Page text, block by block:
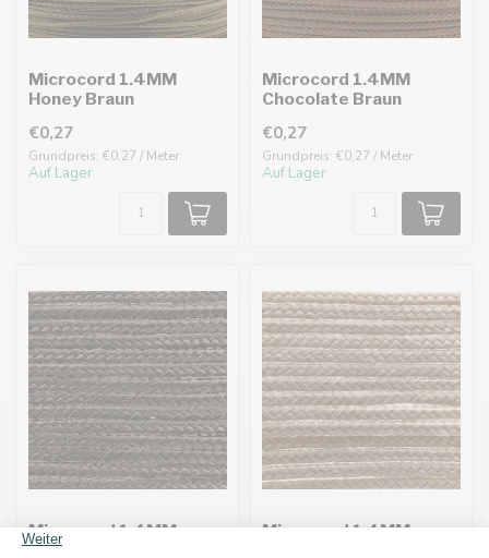
Microcord 1.4MM
Honey Braun
€0,27
Grundpreis: €0,27 / Meter
Auf Lager
Microcord 1.4MM
Chocolate Braun
€0,27
Grundpreis: €0,27 / Meter
Auf Lager
Microcord 1.4MM
Espresso Braun
Microcord 1.4MM